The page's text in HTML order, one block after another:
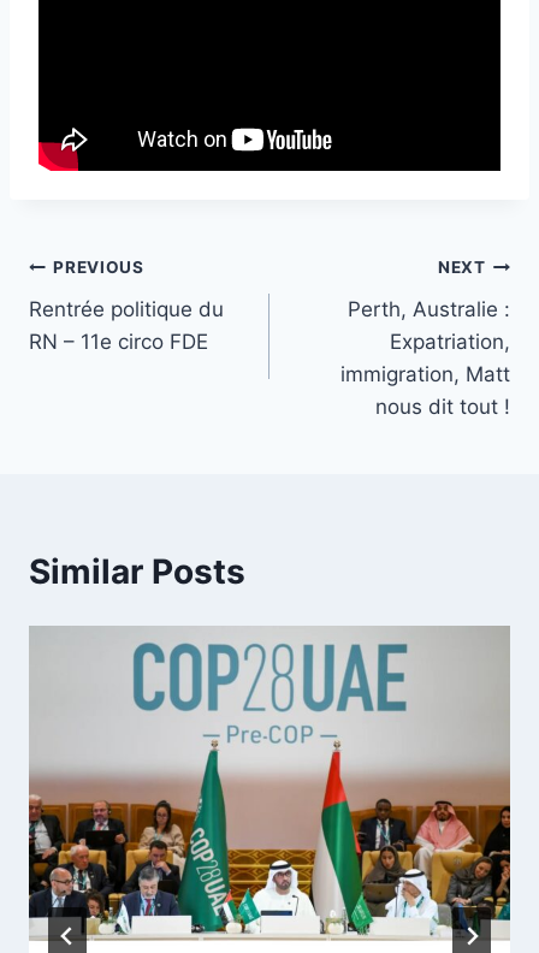
Post
navigation
PREVIOUS
Rentrée politique du
RN – 11e circo FDE
NEXT
Perth, Australie :
Expatriation,
immigration, Matt
nous dit tout !
Similar Posts